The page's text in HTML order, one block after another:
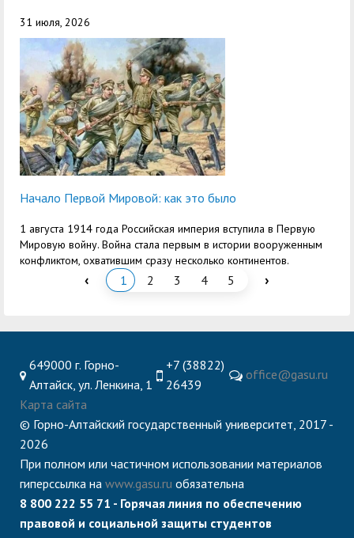
31 июля, 2026
Начало Первой Мировой: как это было
1 августа 1914 года Российская империя вступила в Первую
Мировую войну. Война стала первым в истории вооруженным
конфликтом, охватившим сразу несколько континентов.
‹ 1 2 3 4 5 ›
649000 г. Горно-
Алтайск, ул. Ленкина, 1
+7 (38822)
26439
office@gasu.ru
Карта сайта
© Горно-Алтайский государственный университет, 2017 -
2026
При полном или частичном использовании материалов
гиперссылка на www.gasu.ru обязательна
8 800 222 55 71 - Горячая линия по обеспечению
правовой и социальной защиты студентов